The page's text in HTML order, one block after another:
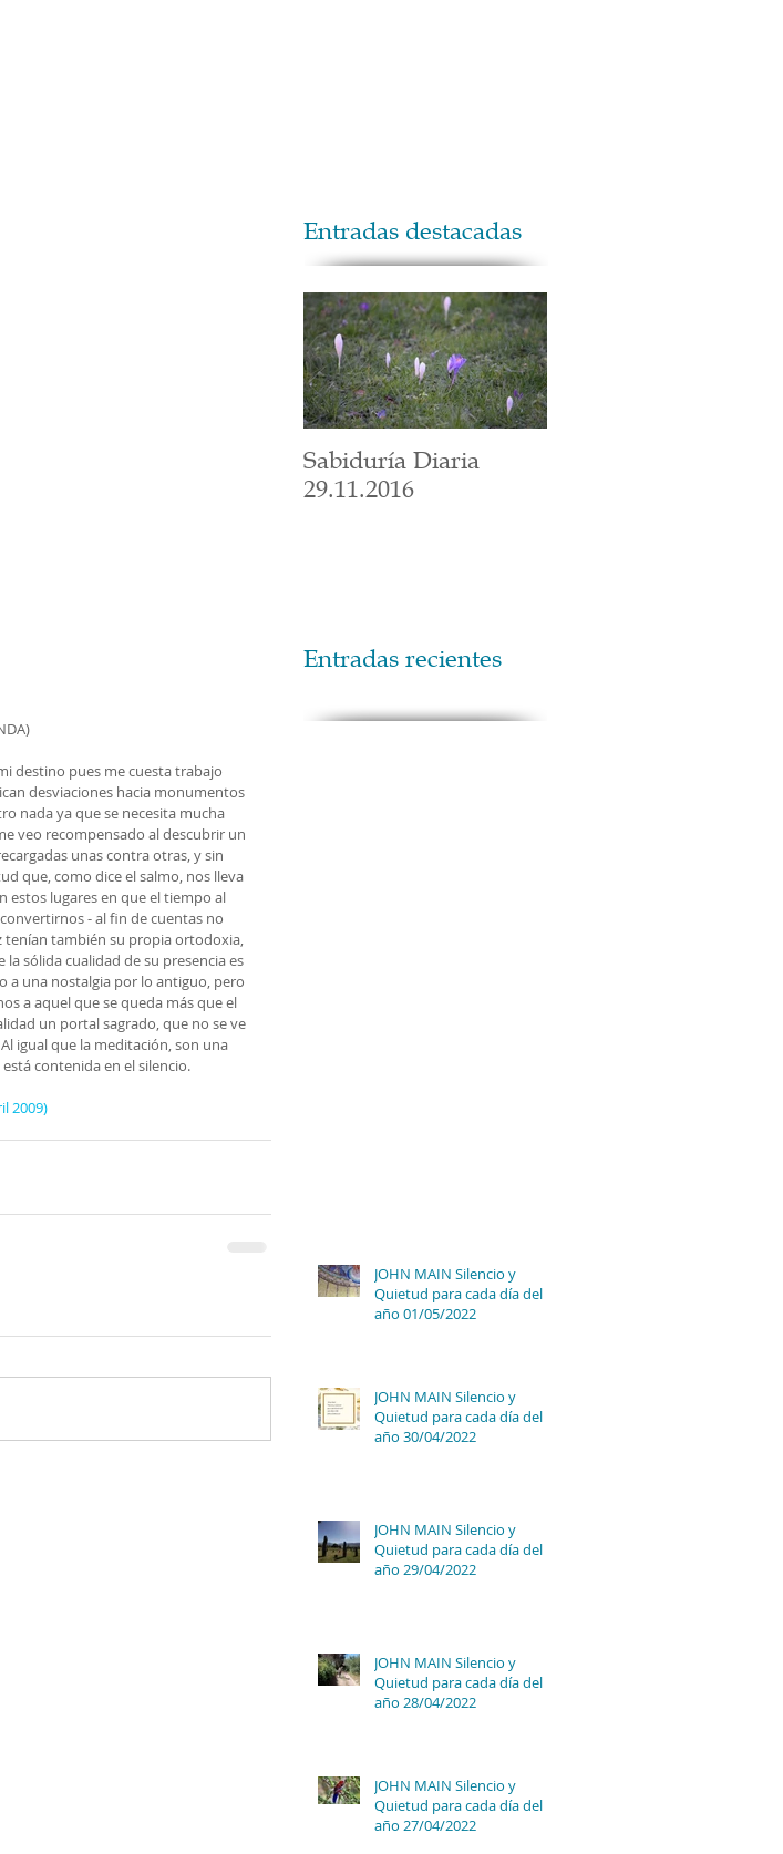
destino pues me cuesta trabajo
desviaciones hacia monumentos
nada ya que se necesita mucha
veo recompensado al descubrir un
unas contra otras, y sin
que, como dice el salmo, nos lleva
estos lugares en que el tiempo al
- al fin de cuentas no
tenían también su propia ortodoxia,
sólida cualidad de su presencia es
a una nostalgia por lo antiguo, pero
a aquel que se queda más que el
un portal sagrado, que no se ve
igual que la meditación, son una
contenida en el silencio.
2009)
Entradas destacadas
Sabiduría Diaria
29.11.2016
Entradas recientes
JOHN MAIN Silencio y
Quietud para cada día del
año 01/05/2022
JOHN MAIN Silencio y
Quietud para cada día del
año 30/04/2022
JOHN MAIN Silencio y
Quietud para cada día del
año 29/04/2022
JOHN MAIN Silencio y
Quietud para cada día del
año 28/04/2022
JOHN MAIN Silencio y
Quietud para cada día del
año 27/04/2022